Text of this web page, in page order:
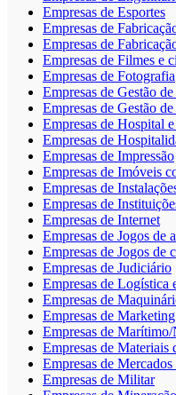
Empresas de Esportes
Empresas de
Empresas de
Empresas de Filmes e
Empresas de Fotografia
Empresas de Gestão
Empresas de Gestão
Empresas de Hospital
Empresas de
Empresas de Impressão
Empresas de Imóveis
Empresas de
Empresas de
Empresas de Internet
Empresas de Jogos de
Empresas de Jogos de
Empresas de Judiciário
Empresas de Logística
Empresas de
Empresas de
Empresas de
Empresas de Materiais
Empresas de Mercados
Empresas de Militar